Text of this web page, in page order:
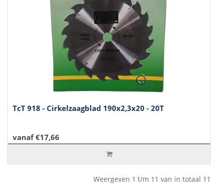
TcT 918 - Cirkelzaagblad 190x2,3x20 - 20T
vanaf €17,66
Weergeven 1 t/m 11 van in totaal 11